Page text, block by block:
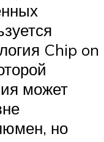
Chip on
может
но